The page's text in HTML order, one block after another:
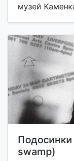
музей
swamp)